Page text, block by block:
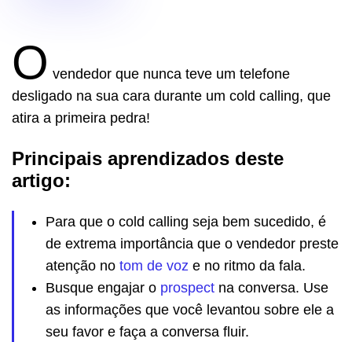
O vendedor que nunca teve um telefone
desligado na sua cara durante um cold calling, que
atira a primeira pedra!
Principais aprendizados deste
artigo:
Para que o cold calling seja bem sucedido, é
de extrema importância que o vendedor preste
atenção no tom de voz e no ritmo da fala.
Busque engajar o prospect na conversa. Use
as informações que você levantou sobre ele a
seu favor e faça a conversa fluir.